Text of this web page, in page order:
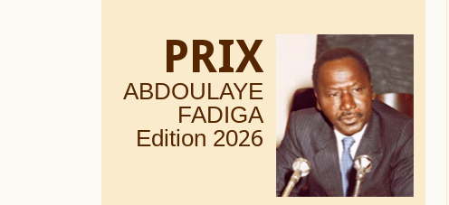
PRIX
ABDOULAYE
FADIGA
Edition 2026